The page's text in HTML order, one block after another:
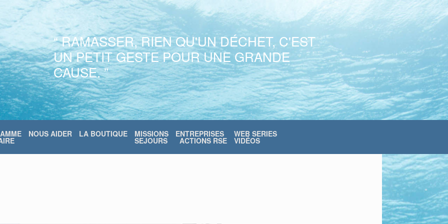
“ RAMASSER, RIEN QU'UN DÉCHET, C'EST
UN PETIT GESTE POUR UNE GRANDE
CAUSE. ”
NOUS AIDER LA BOUTIQUE MISSIONS
SEJOURS
ENTREPRISES
ACTIONS RSE
WEB SERIES
VIDÉOS